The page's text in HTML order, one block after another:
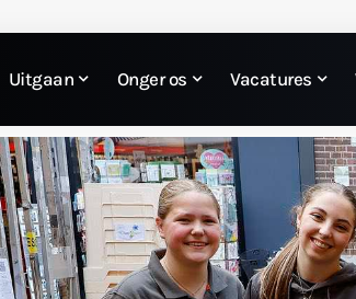
Uitgaan Onger os Vacatures